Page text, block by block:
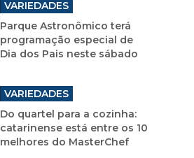
VARIEDADES
Parque Astronômico terá
programação especial de
Dia dos Pais neste sábado
VARIEDADES
Do quartel para a cozinha:
catarinense está entre os 10
melhores do MasterChef